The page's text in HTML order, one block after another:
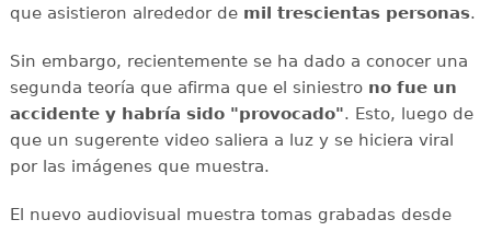
que asistieron alrededor de mil trescientas personas.
Sin embargo, recientemente se ha dado a conocer una
segunda teoría que afirma que el siniestro no fue un
accidente y habría sido "provocado". Esto, luego de
que un sugerente video saliera a luz y se hiciera viral
por las imágenes que muestra.
El nuevo audiovisual muestra tomas grabadas desde